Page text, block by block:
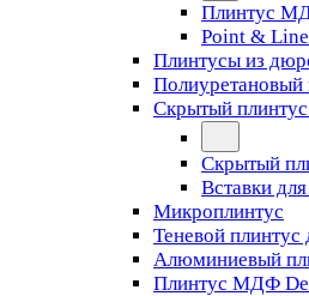
Плинтус
Point & Line
Плинтусы из
Полиуретановый
Скрытый плинтус
Скрытый
Вставки
Микроплинтус
Теневой плинтус
Алюминиевый
Плинтус МДФ